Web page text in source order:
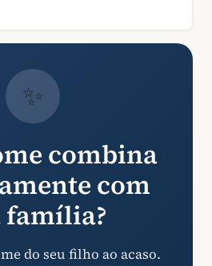
✨
combina
com
família?
do seu filho ao acaso.